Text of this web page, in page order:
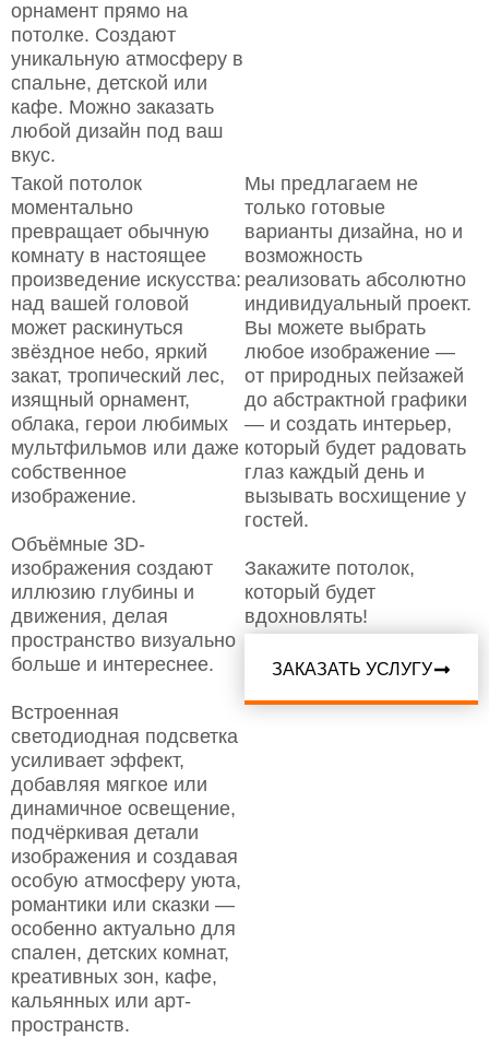
орнамент прямо на
потолке. Создают
уникальную атмосферу в
спальне, детской или
кафе. Можно заказать
любой дизайн под ваш
вкус.
Такой потолок
моментально
превращает обычную
комнату в настоящее
произведение искусства:
над вашей головой
может раскинуться
звёздное небо, яркий
закат, тропический лес,
изящный орнамент,
облака, герои любимых
мультфильмов или даже
собственное
изображение.
Объёмные 3D-
изображения создают
иллюзию глубины и
движения, делая
пространство визуально
больше и интереснее.
Встроенная
светодиодная подсветка
усиливает эффект,
добавляя мягкое или
динамичное освещение,
подчёркивая детали
изображения и создавая
особую атмосферу уюта,
романтики или сказки —
особенно актуально для
спален, детских комнат,
креативных зон, кафе,
кальянных или арт-
пространств.
Мы предлагаем не
только готовые
варианты дизайна, но и
возможность
реализовать абсолютно
индивидуальный проект.
Вы можете выбрать
любое изображение —
от природных пейзажей
до абстрактной графики
— и создать интерьер,
который будет радовать
глаз каждый день и
вызывать восхищение у
гостей.
Закажите потолок,
который будет
вдохновлять!
ЗАКАЗАТЬ УСЛУГУ